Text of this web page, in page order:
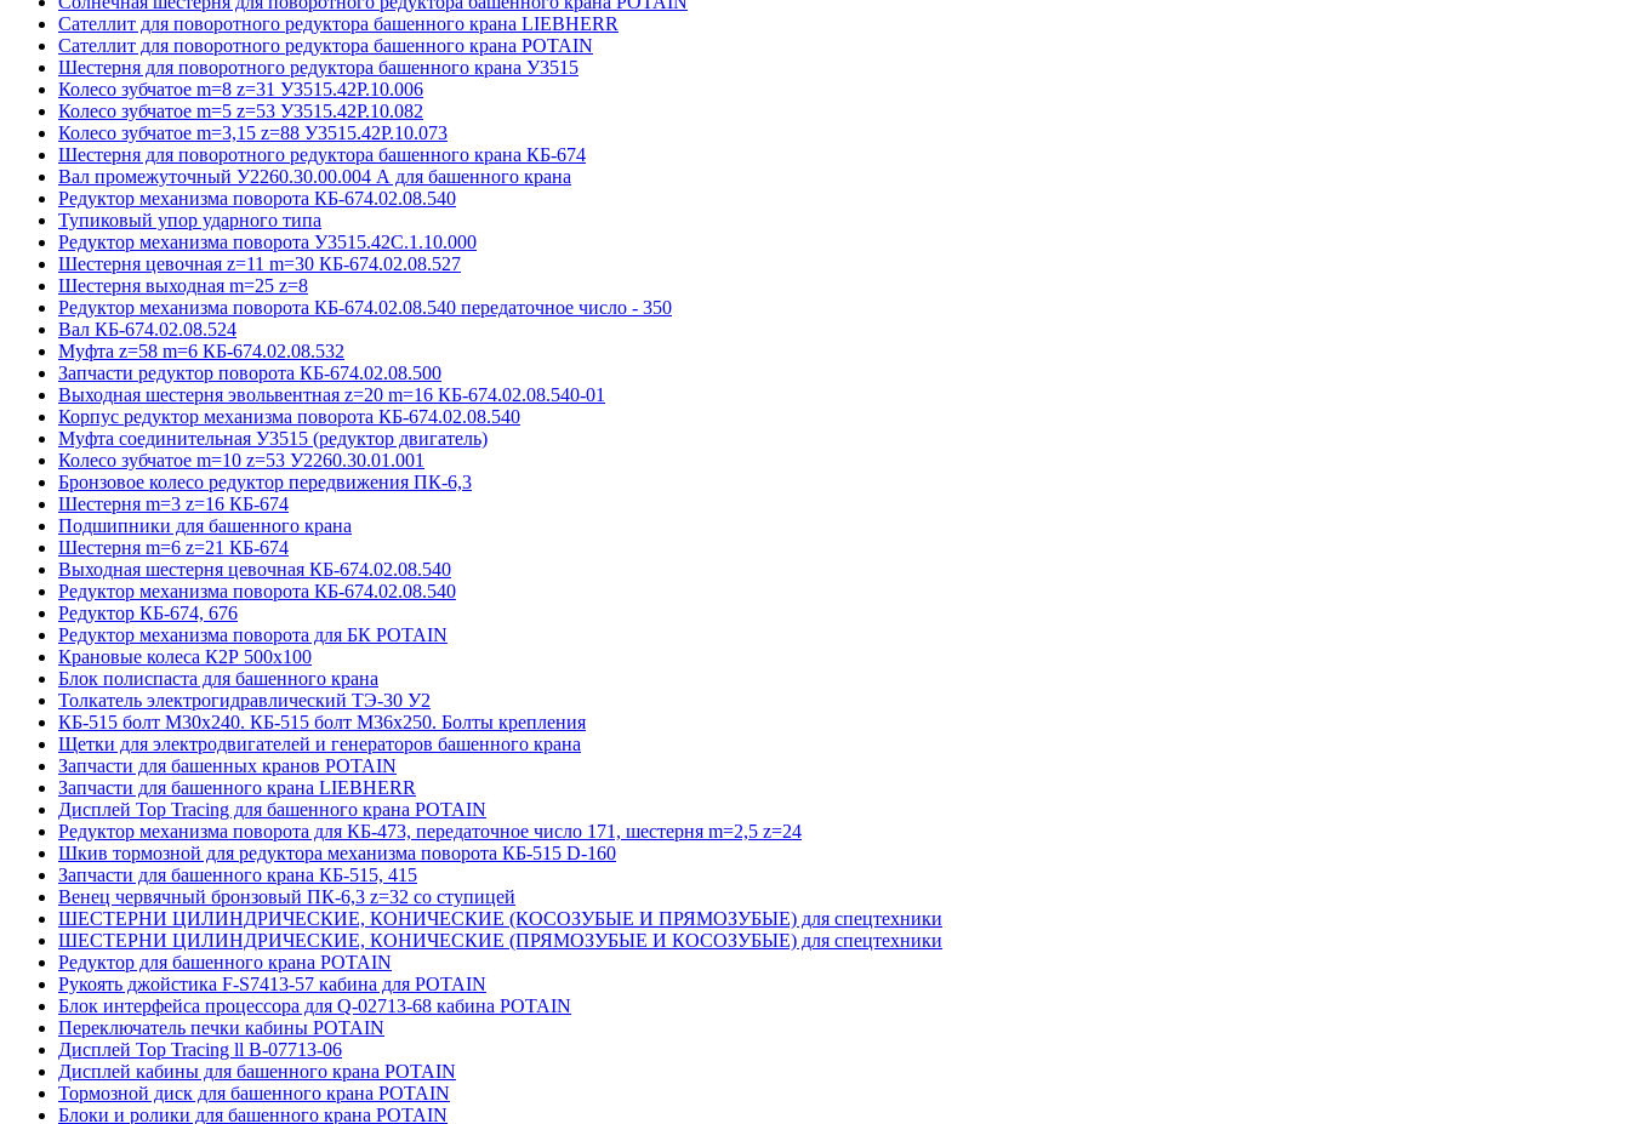
Сателлит для поворотного редуктора башенного крана LIEBHERR
Сателлит для поворотного редуктора башенного крана POTAIN
Шестерня для поворотного редуктора башенного крана У3515
Колесо зубчатое m=8 z=31 У3515.42P.10.006
Колесо зубчатое m=5 z=53 У3515.42P.10.082
Колесо зубчатое m=3,15 z=88 У3515.42P.10.073
Шестерня для поворотного редуктора башенного крана КБ-674
Вал промежуточный У2260.30.00.004 А для башенного крана
Редуктор механизма поворота КБ-674.02.08.540
Тупиковый упор ударного типа
Редуктор механизма поворота У3515.42С.1.10.000
Шестерня цевочная z=11 m=30 КБ-674.02.08.527
Шестерня выходная m=25 z=8
Редуктор механизма поворота КБ-674.02.08.540 передаточное число - 350
Вал КБ-674.02.08.524
Муфта z=58 m=6 КБ-674.02.08.532
Запчасти редуктор поворота КБ-674.02.08.500
Выходная шестерня эвольвентная z=20 m=16 КБ-674.02.08.540-01
Корпус редуктор механизма поворота КБ-674.02.08.540
Муфта соединительная У3515 (редуктор двигатель)
Колесо зубчатое m=10 z=53 У2260.30.01.001
Бронзовое колесо редуктор передвижения ПК-6,3
Шестерня m=3 z=16 КБ-674
Подшипники для башенного крана
Шестерня m=6 z=21 КБ-674
Выходная шестерня цевочная КБ-674.02.08.540
Редуктор механизма поворота КБ-674.02.08.540
Редуктор КБ-674, 676
Редуктор механизма поворота для БК POTAIN
Крановые колеса К2Р 500х100
Блок полиспаста для башенного крана
Толкатель электрогидравлический ТЭ-30 У2
КБ-515 болт М30х240. КБ-515 болт М36х250. Болты крепления
Щетки для электродвигателей и генераторов башенного крана
Запчасти для башенных кранов POTAIN
Запчасти для башенного крана LIEBHERR
Дисплей Top Tracing для башенного крана POTAIN
Редуктор механизма поворота для КБ-473, передаточное число 171, шестерня m=2,5 z=24
Шкив тормозной для редуктора механизма поворота КБ-515 D-160
Запчасти для башенного крана КБ-515, 415
Венец червячный бронзовый ПК-6,3 z=32 со ступицей
ШЕСТЕРНИ ЦИЛИНДРИЧЕСКИЕ, КОНИЧЕСКИЕ (КОСОЗУБЫЕ И ПРЯМОЗУБЫЕ) для спецтехники
ШЕСТЕРНИ ЦИЛИНДРИЧЕСКИЕ, КОНИЧЕСКИЕ (ПРЯМОЗУБЫЕ И КОСОЗУБЫЕ) для спецтехники
Редуктор для башенного крана POTAIN
Рукоять джойстика F-S7413-57 кабина для POTAIN
Блок интерфейса процессора для Q-02713-68 кабина POTAIN
Переключатель печки кабины POTAIN
Дисплей Top Tracing ll B-07713-06
Дисплей кабины для башенного крана POTAIN
Тормозной диск для башенного крана POTAIN
Блоки и ролики для башенного крана POTAIN